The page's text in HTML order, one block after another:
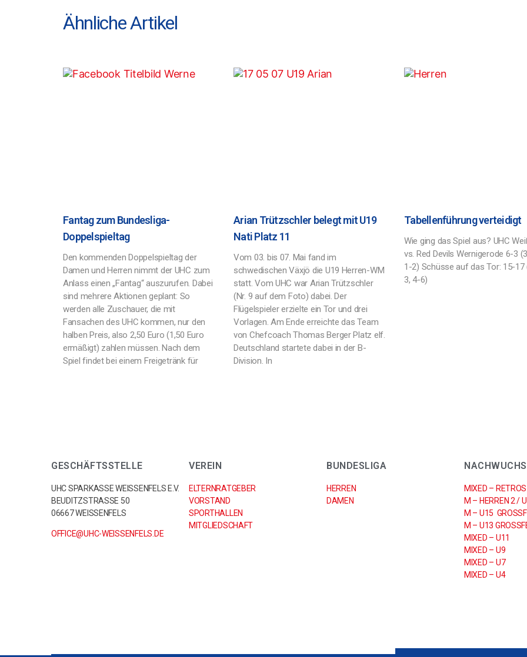
Ähnliche Artikel
Fantag zum Bundesliga-
Doppelspieltag
Den kommenden Doppelspieltag der
Damen und Herren nimmt der UHC zum
Anlass einen „Fantag“ auszurufen. Dabei
sind mehrere Aktionen geplant: So
werden alle Zuschauer, die mit
Fansachen des UHC kommen, nur den
halben Preis, also 2,50 Euro (1,50 Euro
ermäßigt) zahlen müssen. Nach dem
Spiel findet bei einem Freigetränk für
Arian Trützschler belegt mit U19
Nati Platz 11
Vom 03. bis 07. Mai fand im
schwedischen Växjö die U19 Herren-WM
statt. Vom UHC war Arian Trützschler
(Nr. 9 auf dem Foto) dabei. Der
Flügelspieler erzielte ein Tor und drei
Vorlagen. Am Ende erreichte das Team
von Chefcoach Thomas Berger Platz elf.
Deutschland startete dabei in der B-
Division. In
Tabellenführung verteidigt
Wie ging das Spiel aus? UHC
vs. Red Devils Wernigerode 6-3
1-2) Schüsse auf das Tor: 15-17
3, 4-6)
GESCHÄFTSSTELLE
UHC SPARKASSE WEISSENFELS E.V.
BEUDITZSTRASSE 50
06667 WEISSENFELS
OFFICE@UHC-WEISSENFELS.DE
VEREIN
ELTERNRATGEBER
VORSTAND
SPORTHALLEN
MITGLIEDSCHAFT
BUNDESLIGA
HERREN
DAMEN
NACHWUCHS
MIXED – RETROS
M – HERREN 2 /
M – U15
M – U13
MIXED – U11
MIXED – U9
MIXED – U7
MIXED – U4